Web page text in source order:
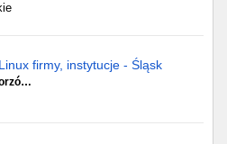
firmy, instytucje - Śląsk